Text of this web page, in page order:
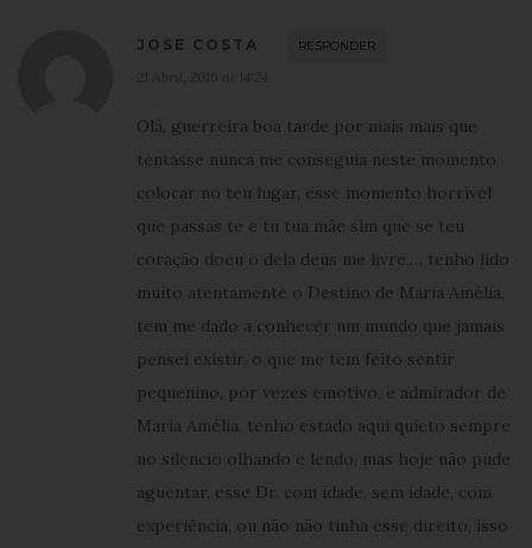
JOSE COSTA RESPONDER
Olá, guerreira boa tarde por mais mais que
tentasse nunca me conseguia neste momento
colocar no teu lugar, esse momento horrível
que passas te e tu tua mãe sim que se teu
coração doeu o dela deus me livre,… tenho lido
muito atentamente o Destino de Maria Amélia,
tem me dado a conhecer um mundo que jamais
pensei existir, o que me tem feito sentir
pequenino, por vezes emotivo, e admirador de
Maria Amélia. tenho estado aqui quieto sempre
no silencio olhando e lendo, mas hoje não pude
aguentar, esse Dr. com idade, sem idade, com
experiência, ou não não tinha esse direito, isso